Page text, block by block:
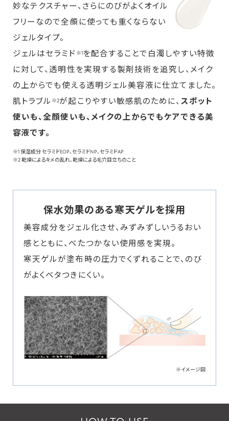
妙なテクスチャー、さらにのびがよくオイル
フリーなので全顔に使っても重くならない
ジェルタイプ。
ジェルはセラミド ※1を配合することで白濁しやすい特徴
に対して、透明性を実現する製剤技術を追究し、メイク
の上からでも使える透明ジェル美容液に仕立てました。
肌トラブル ※2が起こりやすい敏感肌のために、 スポット
使いも、全顔使いも、メイクの上からでもケアできる美
容液です。
※1 保湿成分 セラミドEOP、セラミドNP、セラミドAP
※2 乾燥によるキメの乱れ、乾燥による毛穴目立ちのこと
保水効果のある寒天ゲルを採用
美容成分をジェル化させ、みずみずしいうるおい
感とともに、べたつかない使用感を実現。
寒天ゲルが塗布時の圧力でくずれることで、のび
がよくベタつきにくい。
※イメージ図